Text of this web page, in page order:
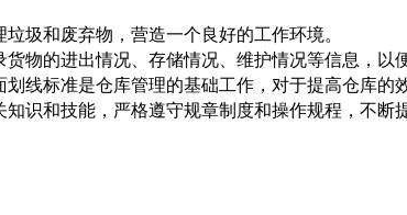
圾和废弃物，营造一个良好的工作环境。
物的进出情况、存储情况、维护情况等信息，以
线标准是仓库管理的基础工作，对于提高仓库的
识和技能，严格遵守规章制度和操作规程，不断